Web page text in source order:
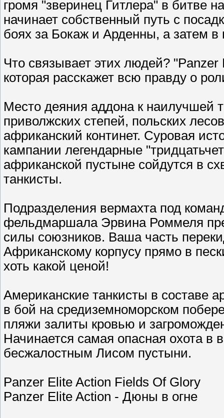
громя "зверинец Гитлера" в битве
начинает собственный путь с
боях за Бокаж и Арденны, а затем
Что связывает этих людей? "Panzer
которая расскажет всю правду о
Место деяния аддона к наилучшей
приволжских степей, польских
африканский континет. Суровая
кампании легендарные
африканской пустыне сойдутся в
танкисты.
Подразделения вермахта под
фельдмаршала Эрвина Роммеля
силы союзников. Ваша часть
Африканскому корпусу прямо в
хоть какой ценой!
Американские танкисты в составе
в бой на средиземноморском
пляжи залиты кровью и
Начинается самая опасная охота
бесжалостным Лисом пустыни.
Panzer Elite Action Fields Of Glory
Panzer Elite Action - Дюны в огне